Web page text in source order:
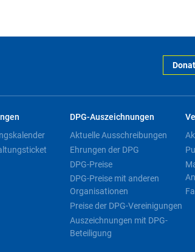
DPG-Auszeichnungen
Aktuelle Ausschreibungen
Ehrungen der DPG
DPG-Preise
DPG-Preise mit anderen
Organisationen
Preise der DPG-Vereinigungen
Auszeichnungen mit DPG-
Beteiligung